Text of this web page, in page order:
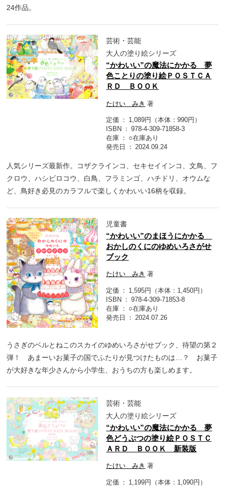
24作品。
芸術・芸能
大人の塗り絵シリーズ
“かわいい”の魔法にかかる 夢
色ことりの塗り絵ＰＯＳＴＣＡ
ＲＤ ＢＯＯＫ
たけい みき 著
定価
1,089円（本体：990円）
ISBN
978-4-309-71858-3
在庫
○在庫あり
発売日
2024.09.24
人気シリーズ最新作。コザクラインコ、セキセイインコ、文鳥、フ
クロウ、ハシビロコウ、白鳥、フラミンゴ、ハチドリ、オウムな
ど、鳥好き必見のカラフルで楽しくかわいい16柄を収録。
児童書
“かわいい”のまほうにかかる
おかしのくにのゆめいろさがせ
ブック
たけい みき 著
定価
1,595円（本体：1,450円）
ISBN
978-4-309-71853-8
在庫
○在庫あり
発売日
2024.07.26
うさぎのベルとねこのスカイのゆめいろさがせブック、待望の第２
弾！ あまーいお菓子の国でふたりが見つけたものは…？ お菓子
が大好きな年少さんから小学生、おうちの方も楽しめます。
芸術・芸能
大人の塗り絵シリーズ
“かわいい”の魔法にかかる 夢
色どうぶつの塗り絵ＰＯＳＴＣ
ＡＲＤ ＢＯＯＫ 新装版
たけい みき 著
定価
1,199円（本体：1,090円）